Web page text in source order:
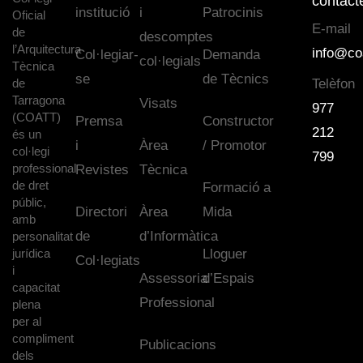
Oficial
de
l’Arquitectura
Tècnica
de
Tarragona
(COATT)
és un
col·legi
professional
de dret
públic,
amb
personalitat
jurídica
i
capacitat
plena
per al
compliment
dels
institució
Col·legiar-
se
Premsa
i
Revistes
Directori
de
Col·legiats
i
descomptes
col·legials
Visats
Àrea
Tècnica
Àrea
d’Informàtica
Assessoria
Professional
Publicacions
Patrocinis
Demanda
de Tècnics
Constructor
/ Promotor
Formació a
Mida
Lloguer
d’Espais
E-mail
Telèfon
977
212
799